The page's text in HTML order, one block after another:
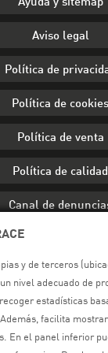
y de terceros
nivel adecuado de
estadísticas
facilita
En el panel inferior
Aviso legal
Política de
Política de cookies
Política de venta
Política de calidad
Canal de